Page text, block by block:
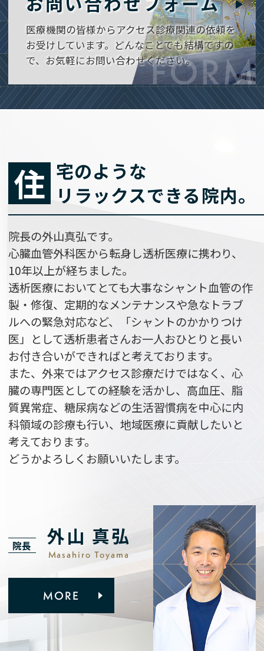
医療機関の皆様からアクセス診療関連の依頼を
お受けしています。どんなことでも結構ですの
で、お気軽にお問い合わせください。FORM
住 宅のような
リラックスできる院内。
院長の外山真弘です。
心臓血管外科医から転身し透析医療に携わり、
10年以上が経ちました。
透析医療においてとても大事なシャント血管の作
製・修復、定期的なメンテナンスや急なトラブ
ルへの緊急対応など、「シャントのかかりつけ
医」として透析患者さんお一人おひとりと長い
お付き合いができればと考えております。
また、外来ではアクセス診療だけではなく、心
臓の専門医としての経験を活かし、高血圧、脂
質異常症、糖尿病などの生活習慣病を中心に内
科領域の診療も行い、地域医療に貢献したいと
考えております。
どうかよろしくお願いいたします。
院長 外山 真弘
Masahiro Toyama
MORE